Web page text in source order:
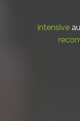
intensive